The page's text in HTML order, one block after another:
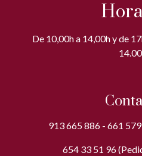
De 10,00h a 14,00h y de
913 665 886 - 661
654 33 51 96